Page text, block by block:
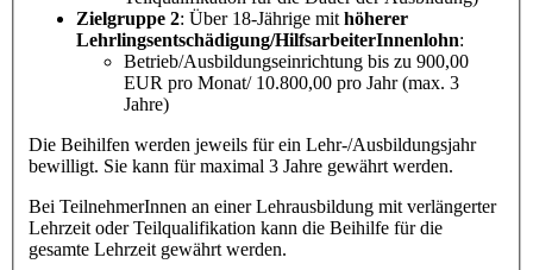
Zielgruppe 2: Über 18-Jährige mit höherer
Lehrlingsentschädigung/HilfsarbeiterInnenlohn:
Betrieb/Ausbildungseinrichtung bis zu 900,00
EUR pro Monat/ 10.800,00 pro Jahr (max. 3
Jahre)
Die Beihilfen werden jeweils für ein Lehr-/Ausbildungsjahr
bewilligt. Sie kann für maximal 3 Jahre gewährt werden.
Bei TeilnehmerInnen an einer Lehrausbildung mit verlängerter
Lehrzeit oder Teilqualifikation kann die Beihilfe für die
gesamte Lehrzeit gewährt werden.